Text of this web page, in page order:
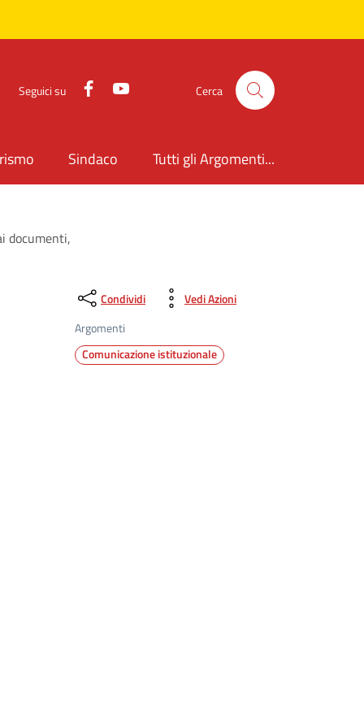
Seguici su Facebook Cerca
Sindaco Tutti gli Argomenti...
documenti,
Condividi
Vedi Azioni
Argomenti
Comunicazione istituzionale